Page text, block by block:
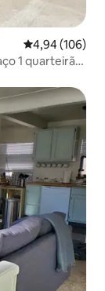
4,94 de uma
4,94 (106)
1 quarteirão